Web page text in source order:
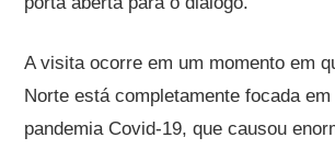
A visita ocorre em um momento em
Norte está completamente focada
pandemia Covid-19, que causou